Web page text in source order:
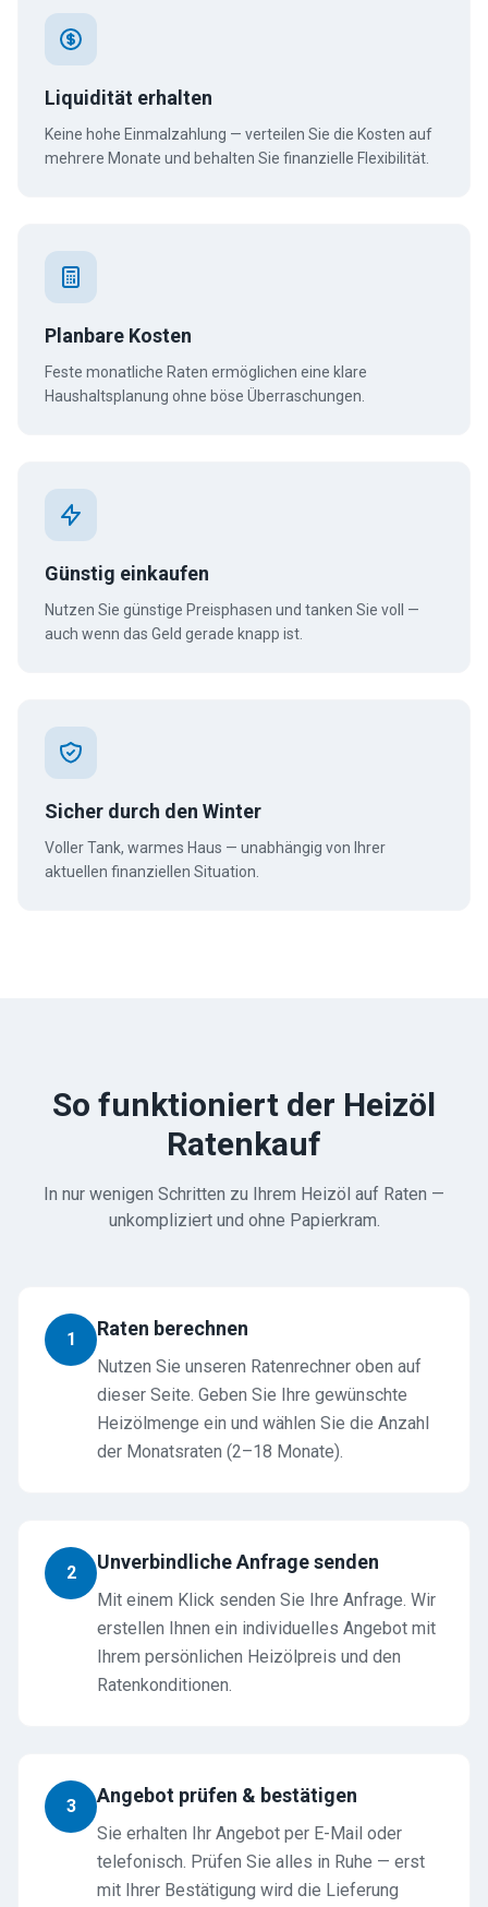
Liquidität erhalten
Keine hohe Einmalzahlung — verteilen Sie die Kosten auf
mehrere Monate und behalten Sie finanzielle Flexibilität.
Planbare Kosten
Feste monatliche Raten ermöglichen eine klare
Haushaltsplanung ohne böse Überraschungen.
Günstig einkaufen
Nutzen Sie günstige Preisphasen und tanken Sie voll —
auch wenn das Geld gerade knapp ist.
Sicher durch den Winter
Voller Tank, warmes Haus — unabhängig von Ihrer
aktuellen finanziellen Situation.
So funktioniert der Heizöl
Ratenkauf
In nur wenigen Schritten zu Ihrem Heizöl auf Raten —
unkompliziert und ohne Papierkram.
1 Raten berechnen
Nutzen Sie unseren Ratenrechner oben auf
dieser Seite. Geben Sie Ihre gewünschte
Heizölmenge ein und wählen Sie die Anzahl
der Monatsraten (2–18 Monate).
2 Unverbindliche Anfrage senden
Mit einem Klick senden Sie Ihre Anfrage. Wir
erstellen Ihnen ein individuelles Angebot mit
Ihrem persönlichen Heizölpreis und den
Ratenkonditionen.
3 Angebot prüfen & bestätigen
Sie erhalten Ihr Angebot per E-Mail oder
telefonisch. Prüfen Sie alles in Ruhe — erst
mit Ihrer Bestätigung wird die Lieferung